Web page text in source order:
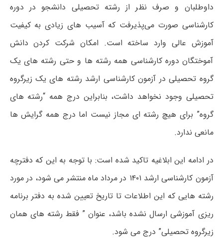
داوطلبان و صرف نظر از رشته تحصیلی دانشجو در دوره
کارشناسی صورت می‌پذیرفت که آسیب های زیادی به کیفیت
آموزش عالی وارد ساخته است. امکان شرکت کردن دانش
آموختگان دوره کارشناسی همه رشته ها و حتی رشته های یک
گروه تحصیلی در آزمون کارشناسی ارشد رشته های یک زیرگروه
تحصیلی وجود نخواهد داشت، بنابراین درج همه “رشته های
گروه” برای هیچ رشته ای مجاز نیست اما درج همه گرایش ها
مانعی ندارد.
در ادامه این ابلاغیه تاکید شده است: با توجه به این که دفترچه
آزمون کارشناسی ارشد ۱۴۰۱ در مرداد ماه منتشر می شود، در مورد
رشته هایی که این اطلاعات تا تاریخ تعیین شده به دفتر برنامه
ریزی آموزشی ارسال نشده باشد، عنوان ” فقط رشته های همان
زیرگروه تحصیلی” درج می شود.